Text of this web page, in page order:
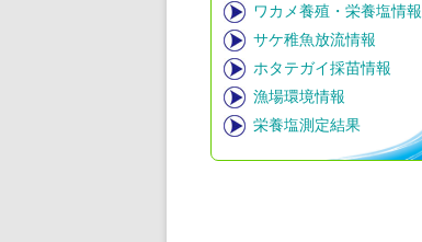
ワカメ養殖・栄養塩情報
サケ稚魚放流情報
ホタテガイ採苗情報
漁場環境情報
栄養塩測定結果